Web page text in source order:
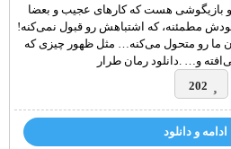
بازیگوشی هست که کارهای عجیب و بعضا
خودش مطمئنه، که اشتباهش رو قبول نمی‌کنه!
ما رو متحول می‌کنه… مثل ظهور چیزی که
و… .دانلود رمان طرار
202
ادامه و دانلود